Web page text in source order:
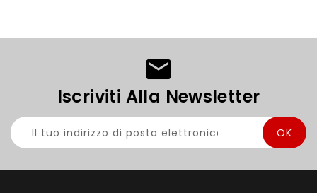
Iscriviti Alla Newsletter